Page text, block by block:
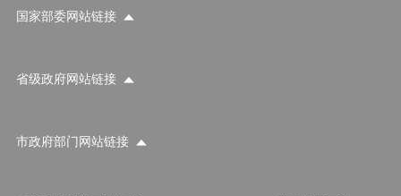
国家部委网站链接
省级政府网站链接
市政府部门网站链接